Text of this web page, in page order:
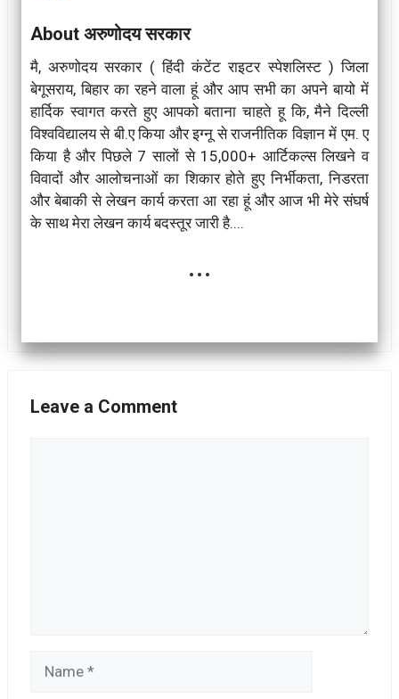
About अरुणोदय सरकार
मै, अरुणोदय सरकार ( हिंदी कंटेंट राइटर स्पेशलिस्ट ) जिला
बेगूसराय, बिहार का रहने वाला हूं और आप सभी का अपने बायो में
हार्दिक स्वागत करते हुए आपको बताना चाहते हू कि, मैने दिल्ली
विश्वविद्यालय से बी.ए किया और इग्नू से राजनीतिक विज्ञान में एम. ए
किया है और पिछले 7 सालों से 15,000+ आर्टिकल्स लिखने व
विवादों और आलोचनाओं का शिकार होते हुए निर्भीकता, निडरता
और बेबाकी से लेखन कार्य करता आ रहा हूं और आज भी मेरे संघर्ष
के साथ मेरा लेखन कार्य बदस्तूर जारी है....
...
Leave a Comment